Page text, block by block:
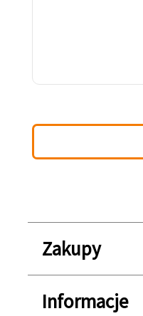
Zakupy
Informacje